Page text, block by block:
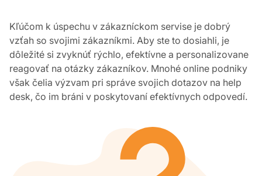
Kľúčom k úspechu v zákazníckom servise je dobrý
vzťah so svojimi zákazníkmi. Aby ste to dosiahli, je
dôležité si zvyknúť rýchlo, efektívne a personalizovane
reagovať na otázky zákazníkov. Mnohé online podniky
však čelia výzvam pri správe svojich dotazov na help
desk, čo im bráni v poskytovaní efektívnych odpovedí.